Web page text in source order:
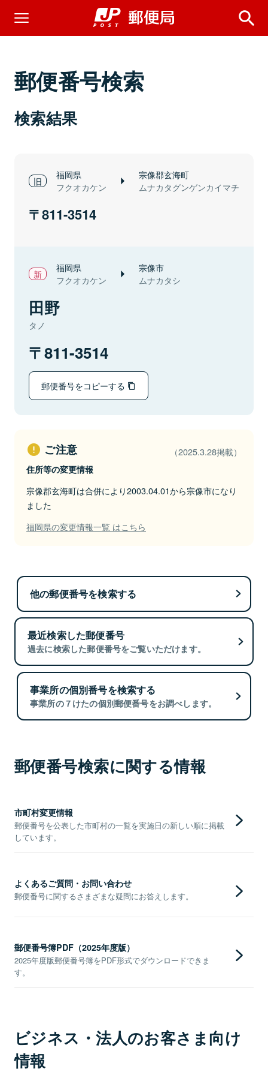
郵便番号検索
検索結果
福岡県
フクオカケン
宗像郡玄海町
ムナカタグンゲンカイマチ
811-3514
福岡県
フクオカケン
宗像市
ムナカタシ
田野
タノ
811-3514
郵便番号をコピーする
ご注意 （2025.3.28掲載）
住所等の変更情報
宗像郡玄海町は合併により2003.04.01から宗像市になり
ました
福岡県の変更情報一覧 はこちら
他の郵便番号を検索する
最近検索した郵便番号
過去に検索した郵便番号をご覧いただけます。
事業所の個別番号を検索する
事業所の７けたの個別郵便番号をお調べします。
郵便番号検索に関する情報
市町村変更情報
郵便番号を公表した市町村の一覧を実施日の新しい順に掲載
しています。
よくあるご質問・お問い合わせ
郵便番号に関するさまざまな疑問にお答えします。
郵便番号簿PDF（2025年度版）
2025年度版郵便番号簿をPDF形式でダウンロードできま
す。
ビジネス・法人のお客さま向け
情報